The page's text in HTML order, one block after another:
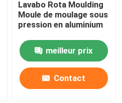
rebut
rebut
Lavabo Rota Moulding
Moule de moulage sous
pression en aluminium
meilleur prix
Contact